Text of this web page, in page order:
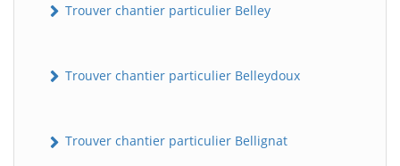
Trouver chantier particulier Belley
Trouver chantier particulier Belleydoux
Trouver chantier particulier Bellignat